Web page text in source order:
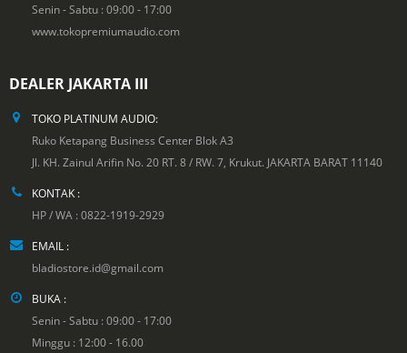
Senin - Sabtu : 09:00 - 17:00
www.tokopremiumaudio.com
DEALER JAKARTA III
TOKO PLATINUM AUDIO:
Ruko Ketapang Business Center Blok A3
Jl. KH. Zainul Arifin No. 20 RT. 8 / RW. 7, Krukut. JAKARTA BARAT 11140
KONTAK :
HP / WA : 0822-1919-2929
EMAIL :
bladiostore.id@gmail.com
BUKA :
Senin - Sabtu : 09:00 - 17:00
Minggu : 12:00 - 16.00